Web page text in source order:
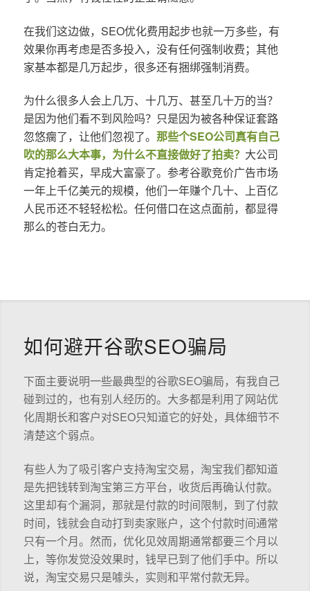
在我们这边做，SEO优化费用起步也就一万多些，有
效果你再考虑是否多投入，没有任何强制收费；其他
家基本都是几万起步，很多还有捆绑强制消费。
为什么很多人会上几万、十几万、甚至几十万的当？
是因为他们看不到风险吗？只是因为被各种保证套路
忽悠瘸了，让他们忽视了。 那些个SEO公司真有自己
吹的那么大本事，为什么不直接做好了拍卖？ 大公司
肯定抢着买，早成大富豪了。参考谷歌竞价广告市场
一年上千亿美元的规模，他们一年赚个几十、上百亿
人民币还不轻轻松松。任何借口在这点面前，都显得
那么的苍白无力。
如何避开谷歌SEO骗局
下面主要说明一些最典型的谷歌SEO骗局，有我自己
碰到过的，也有别人经历的。大多都是利用了网站优
化周期长和客户对SEO只知道它的好处，具体细节不
清楚这个弱点。
有些人为了吸引客户支持淘宝交易，淘宝我们都知道
是先把钱转到淘宝第三方平台，收货后再确认付款。
这里却有个漏洞，那就是付款的时间限制，到了付款
时间，钱就会自动打到卖家账户，这个付款时间通常
只有一个月。然而，优化见效周期通常都要三个月以
上，等你发觉没效果时，钱早已到了他们手中。所以
说，淘宝交易只是噱头，实则和平常付款无异。